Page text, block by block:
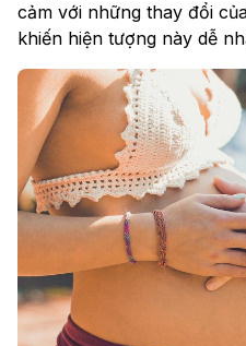
cảm với những thay đổi
khiến hiện tượng này dễ